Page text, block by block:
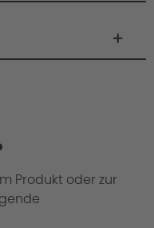
Produkt oder zur